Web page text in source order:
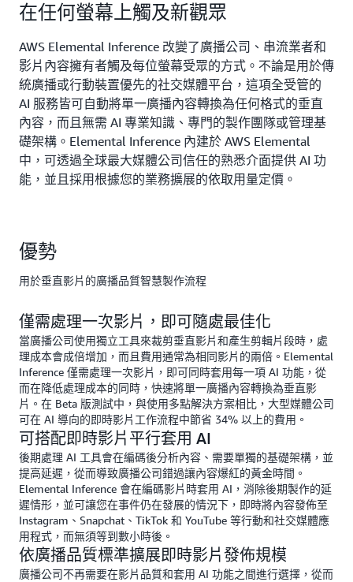
在任何螢幕上觸及新觀眾
AWS Elemental Inference 改變了廣播公司、串流業者和
影片內容擁有者觸及每位螢幕受眾的方式。不論是用於傳
統廣播或行動裝置優先的社交媒體平台，這項全受管的
AI 服務皆可自動將單一廣播內容轉換為任何格式的垂直
內容，而且無需 AI 專業知識、專門的製作團隊或管理基
礎架構。Elemental Inference 內建於 AWS Elemental
中，可透過全球最大媒體公司信任的熟悉介面提供 AI 功
能，並且採用根據您的業務擴展的依取用量定價。
優勢
用於垂直影片的廣播品質智慧製作流程
僅需處理一次影片，即可隨處最佳化
當廣播公司使用獨立工具來裁剪垂直影片和產生剪輯片段時，處
理成本會成倍增加，而且費用通常為相同影片的兩倍。Elemental
Inference 僅需處理一次影片，即可同時套用每一項 AI 功能，從
而在降低處理成本的同時，快速將單一廣播內容轉換為垂直影
片。在 Beta 版測試中，與使用多點解決方案相比，大型媒體公司
可在 AI 導向的即時影片工作流程中節省 34% 以上的費用。
可搭配即時影片平行套用 AI
後期處理 AI 工具會在編碼後分析內容、需要單獨的基礎架構，並
提高延遲，從而導致廣播公司錯過讓內容爆紅的黃金時間。
Elemental Inference 會在編碼影片時套用 AI，消除後期製作的延
遲情形，並可讓您在事件仍在發展的情況下，即時將內容發佈至
Instagram、Snapchat、TikTok 和 YouTube 等行動和社交媒體應
用程式，而無須等到數小時後。
依廣播品質標準擴展即時影片發佈規模
廣播公司不再需要在影片品質和套用 AI 功能之間進行選擇，從而